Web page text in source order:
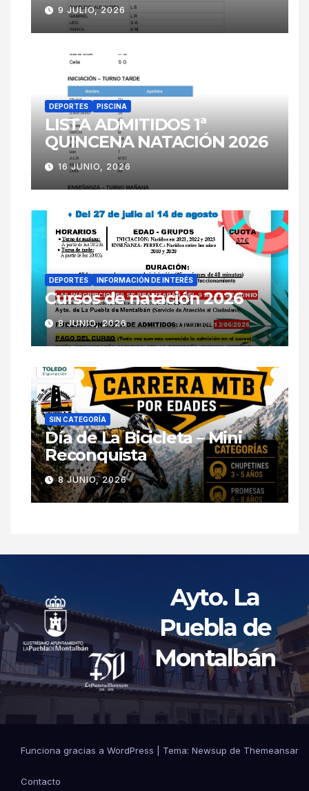
9 JULIO, 2026
DEPORTES PISCINA
LISTA ADMITIDOS 1ª
QUINCENA NATACIÓN 2026
16 JUNIO, 2026
DEPORTES INFORMACIÓN DE INTERÉS
Cursos de natación 2026
8 JUNIO, 2026
SIN CATEGORÍA
Día de La Bicicleta – Mini
Reconquista
8 JUNIO, 2026
Ayto. La
Puebla de
Montalbán
Funciona gracias a WordPress Tema: Newsup de Themeansar
Contacto